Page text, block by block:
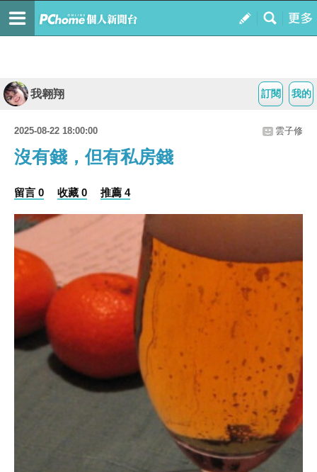
我的
訂閱
我翱翔
2025-08-22 18:00:00 雲子修
沒有錢，但有私房錢
留言 0 收藏 0 推薦 4